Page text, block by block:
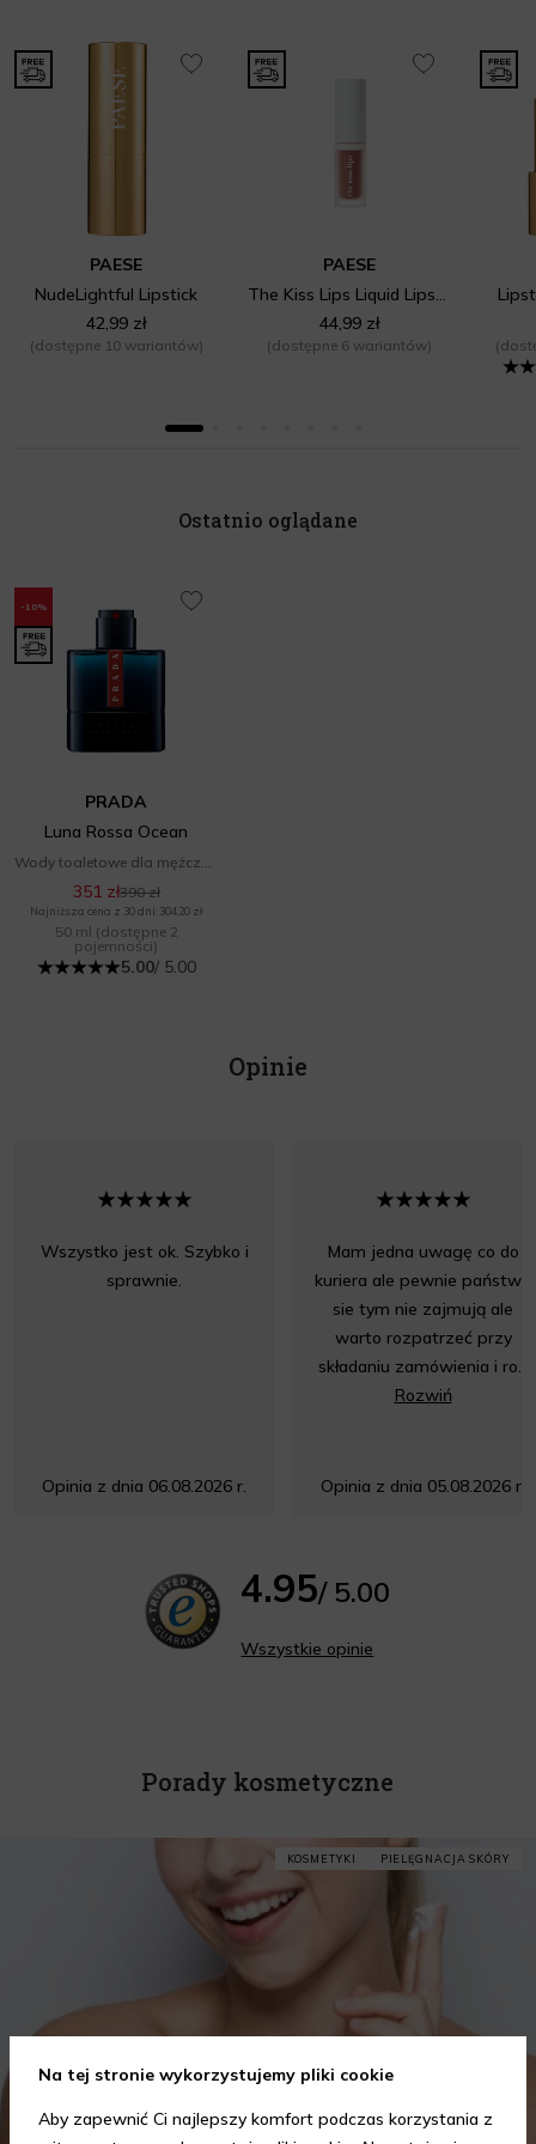
PAESE
NudeLightful Lipstick
42,99 zł
(dostępne 10 wariantów)
PAESE
The Kiss Lips Liquid Lipstick
44,99 zł
(dostępne 6 wariantów)
Ostatnio oglądane
-10%
PRADA
Luna Rossa Ocean
351 zł390 zł
Najniższa cena z 30 dni: 304,20 zł
50 ml (dostępne 2
pojemności)
5.00/ 5.00
Opinie
Wszystko jest ok. Szybko i
sprawnie.
Opinia z dnia 06.08.2026 r.
Mam jedna uwagę co do
kuriera ale pewnie państwo
sie tym nie zajmują ale
warto rozpatrzeć przy
składaniu zamówienia i ro...
Rozwiń
Opinia z dnia 05.08.2026 r.
4.95/ 5.00
Wszystkie opinie
Porady kosmetyczne
KOSMETYKI PIELĘGNACJA SKÓRY
Na tej stronie wykorzystujemy pliki cookie
Aby zapewnić Ci najlepszy komfort podczas korzystania z